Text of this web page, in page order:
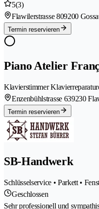
5(3)
Flawilerstrasse 809200
Termin reservieren
Piano Atelier
Klavierstimmer
Enzenbühlstrasse 639230
Termin reservieren
SB-Handwerk
Schlüsselservice • Parkett •
Geschlossen
Sehr professionell und